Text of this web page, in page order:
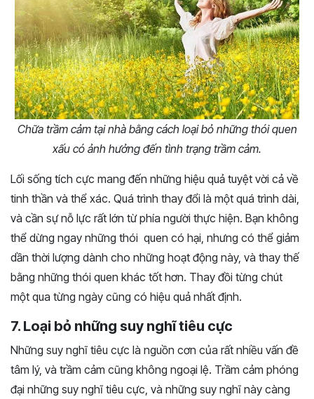
Chữa trầm cảm tại nhà bằng cách loại bỏ những thói quen
xấu có ảnh hưởng đến tình trạng trầm cảm.
Lối sống tích cực mang đến những hiệu quả tuyệt vời cả về
tinh thần và thể xác. Quá trình thay đổi là một quá trình dài,
và cần sự nỗ lực rất lớn từ phía người thực hiện. Bạn không
thể dừng ngay những thói quen có hại, nhưng có thể giảm
dần thời lượng dành cho những hoạt động này, và thay thế
bằng những thói quen khác tốt hơn. Thay đồi từng chút
một qua từng ngày cũng có hiệu quả nhất định.
7. Loại bỏ những suy nghĩ tiêu cực
Những suy nghĩ tiêu cực là nguồn cơn của rất nhiều vấn đề
tâm lý, và trầm cảm cũng không ngoại lệ. Trầm cảm phóng
đại những suy nghĩ tiêu cực, và những suy nghĩ này càng